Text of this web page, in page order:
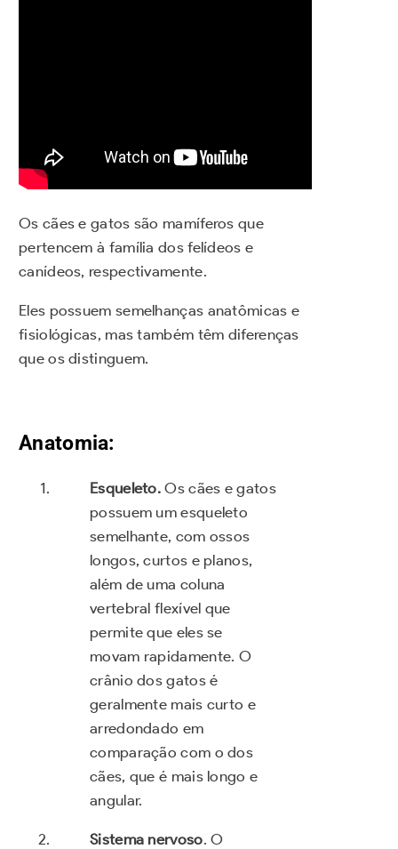
Os cães e gatos são mamíferos que
pertencem à família dos felídeos e
canídeos, respectivamente.
Eles possuem semelhanças anatômicas e
fisiológicas, mas também têm diferenças
que os distinguem.
Anatomia:
Esqueleto. Os cães e gatos
possuem um esqueleto
semelhante, com ossos
longos, curtos e planos,
além de uma coluna
vertebral flexível que
permite que eles se
movam rapidamente. O
crânio dos gatos é
geralmente mais curto e
arredondado em
comparação com o dos
cães, que é mais longo e
angular.
Sistema nervoso. O